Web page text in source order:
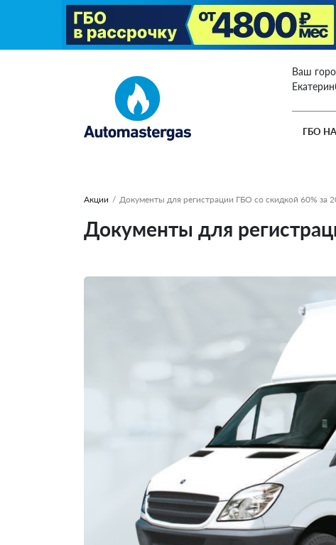
Ваш
ГБО
Акции / Документы для регистрации ГБО со скидкой 60% за
Документы для